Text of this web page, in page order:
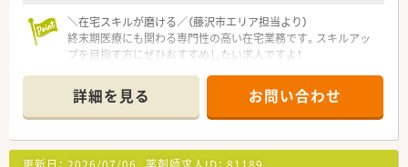
＼在宅スキルが磨ける／（藤沢市エリア担当より）
終末期医療にも関わる専門性の高い在宅業務です。スキルアッ
プを目指す方にぜひおすすめしたい求人ですよ！
【店舗情報と応需状況について】
■最寄り駅である辻堂駅から徒歩10分の立地にあり、毎日の通
勤に便利な環境がしっかりと整っています。
■近隣病院等から総合科目を応需し、外来の処方箋枚数は1日約
詳細を見る お問い合わせ